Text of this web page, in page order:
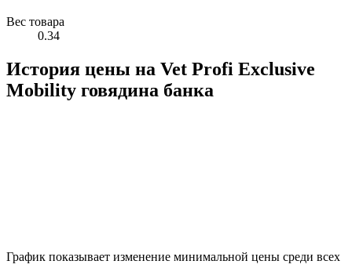
Вес товара
0.34
История цены на Vet Profi Exclusive
Mobility говядина банка
График показывает изменение минимальной цены среди всех